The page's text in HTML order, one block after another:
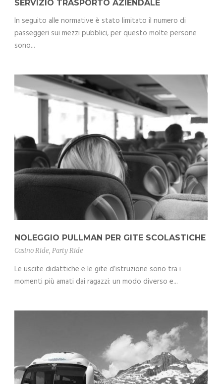
SERVIZIO TRASPORTO AZIENDALE
In seguito alle normative è stato limitato il numero di
passeggeri sui mezzi pubblici, per questo molte persone
sono...
NOLEGGIO PULLMAN PER GITE SCOLASTICHE
Casino Ride, Party Ride
Le uscite didattiche e le gite d’istruzione sono tra i
momenti più amati dai ragazzi: un modo diverso e...